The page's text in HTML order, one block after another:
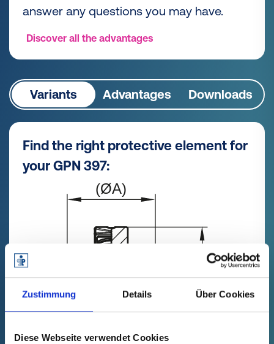
Zustimmung Details Über Cookies
Diese Webseite verwendet Cookies
answer any questions you may have.
Discover all the advantages
Variants Advantages Downloads
Find the right protective element for
your GPN 397: